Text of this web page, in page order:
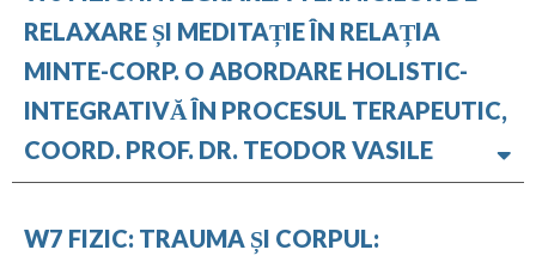
RELAXARE ȘI MEDITAȚIE ÎN RELAȚIA
MINTE-CORP. O ABORDARE HOLISTIC-
INTEGRATIVĂ ÎN PROCESUL TERAPEUTIC,
COORD. PROF. DR. TEODOR VASILE
W7 FIZIC: TRAUMA ȘI CORPUL: